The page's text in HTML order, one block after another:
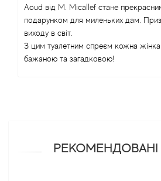
Aoud від M. Micallef стане
подарунком для миленьких дам.
виходу в світ.
З цим туалетним спреєм кожна жінка
бажаною та загадковою!
РЕКОМЕНДОВАНІ
Alyson Oldoini
Alyssa Ashley
Amouroud